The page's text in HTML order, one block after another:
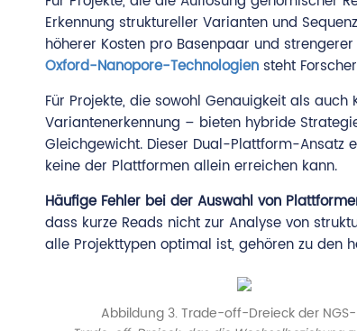
Erkennung struktureller Varianten und
höherer Kosten pro Basenpaar und
Oxford-Nanopore-Technologien steht
Für Projekte, die sowohl Genauigkeit als
Variantenerkennung – bieten hybride
Gleichgewicht. Dieser Dual-Plattform-Ansatz
keine der Plattformen allein erreichen kann.
Häufige Fehler bei der Auswahl von
dass kurze Reads nicht zur Analyse von
alle Projekttypen optimal ist, gehören zu den
Abbildung 3. Trade-off-Dreieck der